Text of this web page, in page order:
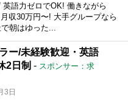
英語力ゼロでOK! 働きながら
収30万円〜! 大手グループなら
朝はゆった...
ー/未経験歓迎・英語
2日制 - スポンサー：求
3日